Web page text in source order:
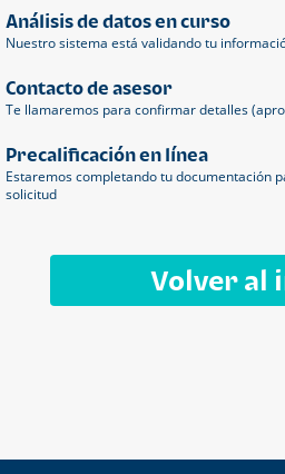
Análisis de datos en curso
Nuestro sistema está validando tu
Contacto de asesor
Te llamaremos para confirmar detalles
Precalificación en línea
Estaremos completando tu documentación
solicitud
Volver al